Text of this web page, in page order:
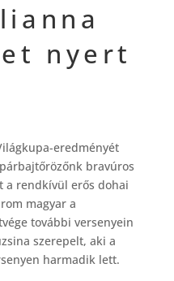
nyert
eredményét
bravúros
a rendkívül erős dohai
magyar a
további versenyein
szerepelt, aki a
harmadik lett.